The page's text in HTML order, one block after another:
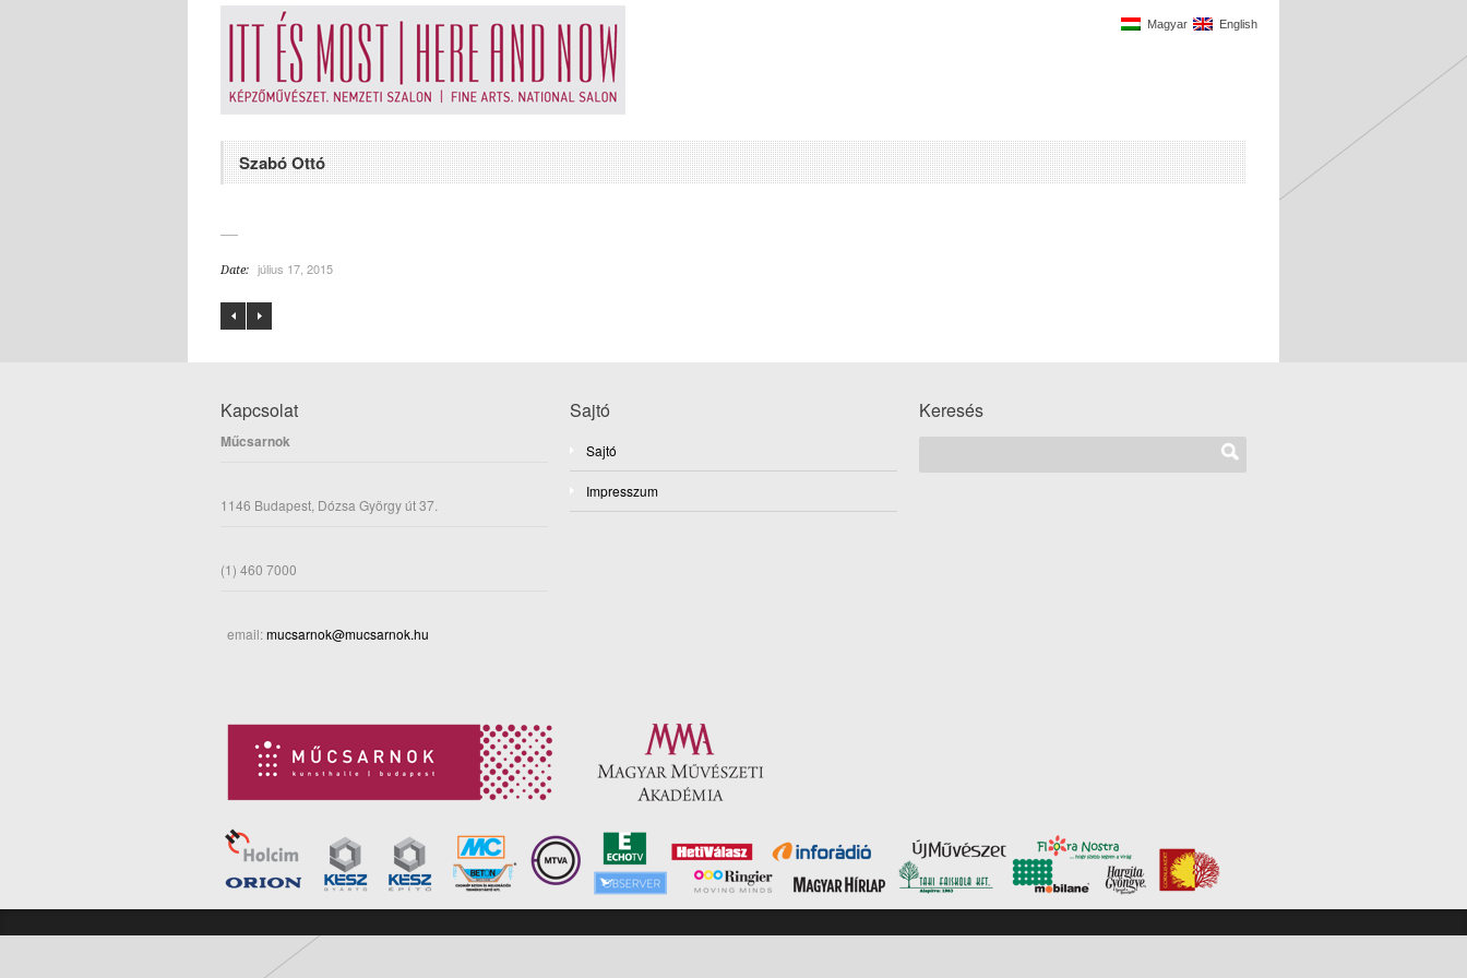
Magyar English
Szabó Ottó
Date: július 17, 2015
Kapcsolat
Műcsarnok
1146 Budapest, Dózsa György út 37.
(1) 460 7000
email:mucsarnok@mucsarnok.hu
Sajtó
Sajtó
Impresszum
Keresés